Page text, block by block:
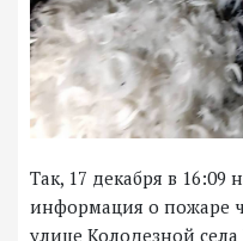
Так, 17 декабря в 16:09
информация о пожаре
улице Колодезной